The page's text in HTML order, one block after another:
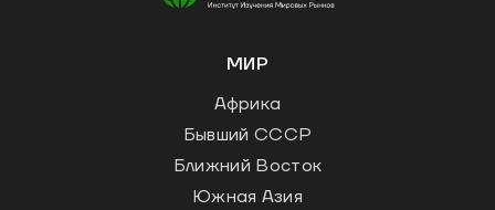
МИР
Африка
Бывший СССР
Ближний Восток
Южная Азия